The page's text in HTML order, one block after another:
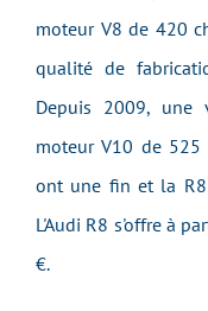
moteur V8 de 420
qualité de
Depuis 2009, une
moteur V10 de
ont une fin et la R8
L'Audi R8 s'offre à
€.